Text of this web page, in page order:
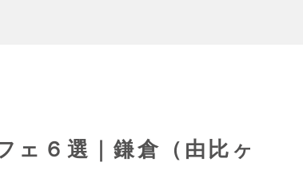
ェ６選｜鎌倉（由比ヶ